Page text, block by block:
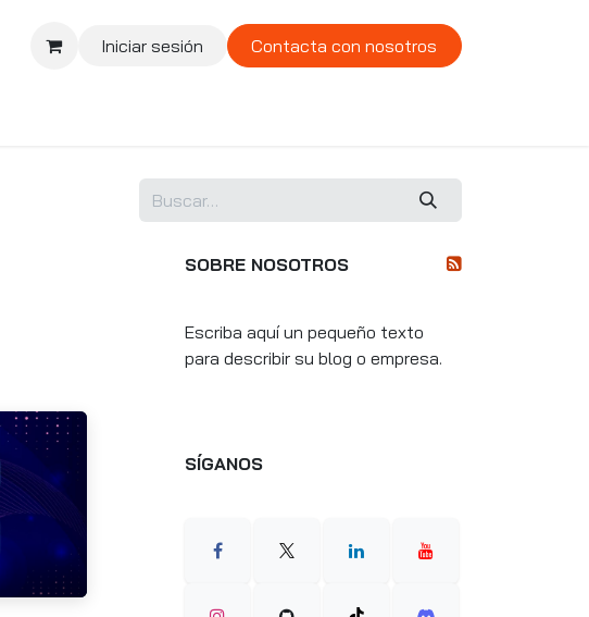
Iniciar sesión Contacta con nosotros
SOBRE NOSOTROS
Escriba aquí un pequeño texto
para describir su blog o empresa.
SÍGANOS